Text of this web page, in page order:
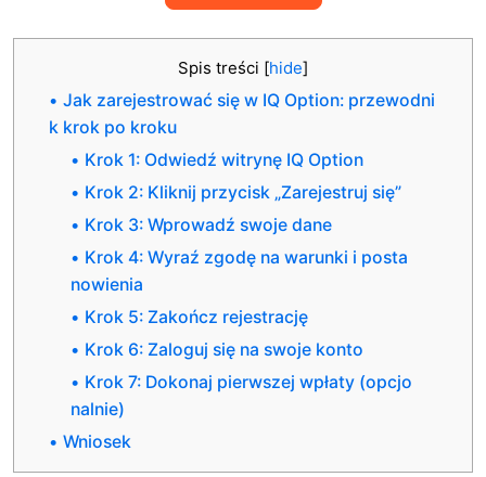
Spis treści [hide]
Jak zarejestrować się w IQ Option: przewodni
k krok po kroku
Krok 1: Odwiedź witrynę IQ Option
Krok 2: Kliknij przycisk „Zarejestruj się”
Krok 3: Wprowadź swoje dane
Krok 4: Wyraź zgodę na warunki i posta
nowienia
Krok 5: Zakończ rejestrację
Krok 6: Zaloguj się na swoje konto
Krok 7: Dokonaj pierwszej wpłaty (opcjo
nalnie)
Wniosek